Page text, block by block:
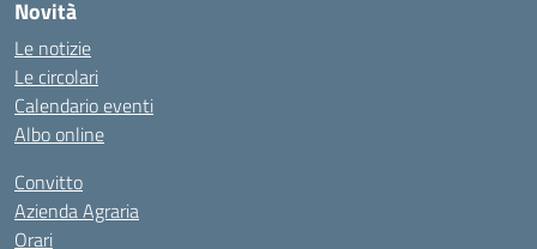
Novità
Le notizie
Le circolari
Calendario eventi
Albo online
Convitto
Azienda Agraria
Orari